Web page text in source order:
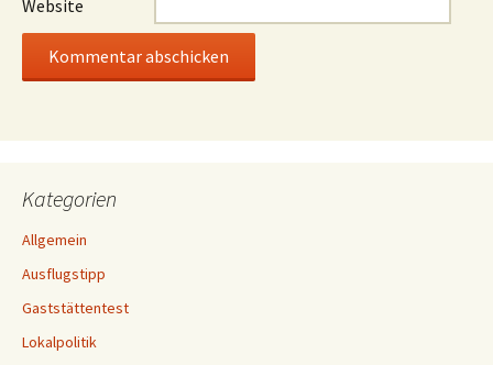
Website
Kategorien
Allgemein
Ausflugstipp
Gaststättentest
Lokalpolitik